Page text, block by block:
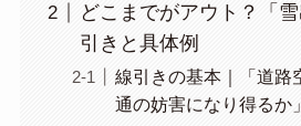
どこまでがアウト？「
引きと具体例
線引きの基本｜「道路
通の妨害になり得るか」